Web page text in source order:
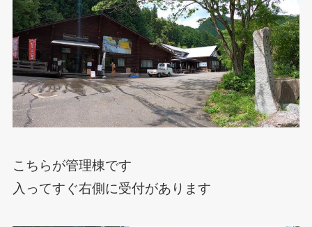
こちらが管理棟です
入ってすぐ右側に受付があります